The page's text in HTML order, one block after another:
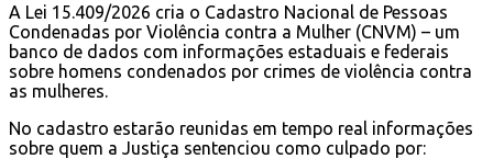
A Lei 15.409/2026 cria o Cadastro Nacional de Pessoas
Condenadas por Violência contra a Mulher (CNVM) – um
banco de dados com informações estaduais e federais
sobre homens condenados por crimes de violência contra
as mulheres.
No cadastro estarão reunidas em tempo real informações
sobre quem a Justiça sentenciou como culpado por: